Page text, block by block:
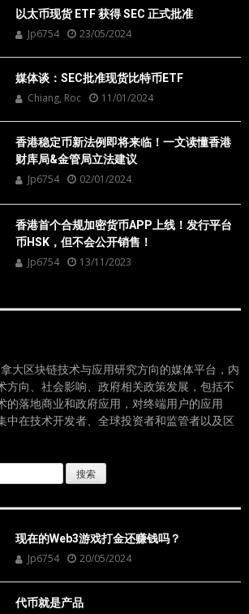
以太币现货 ETF 获得 SEC 正式批准
Jp6754 23/05/2024
媒体谈：SEC批准现货比特币ETF
Chiang, Roc 11/01/2024
香港稳定币新法例即将来临！一文读懂香港
财库局&金管局立法建议
Jp6754 02/01/2024
香港首个合规加密货币APP上线！发行平台
币HSK，但不会公开销售！
Jp6754 13/11/2023
大区块链技术与应用研究方向的媒体平台，内
方向、社会影响、政府相关政策发展，包括不
的落地商业和政府应用，对终端用户的应用
中在技术开发者、全球投资者和监管者以及区
现在的Web3游戏打金还赚钱吗？
Jp6754 20/05/2024
代币就是产品